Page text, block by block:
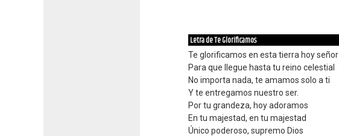
Letra de Te Glorificamos
Te glorificamos en esta tierra hoy señor
Para que llegue hasta tu reino celestial
No importa nada, te amamos solo a ti
Y te entregamos nuestro ser.
Por tu grandeza, hoy adoramos
En tu majestad, en tu majestad
Único poderoso, supremo Dios